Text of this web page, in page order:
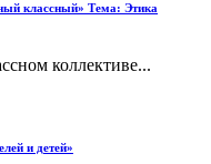
классный» Тема: Этика
коллективе...
и детей»